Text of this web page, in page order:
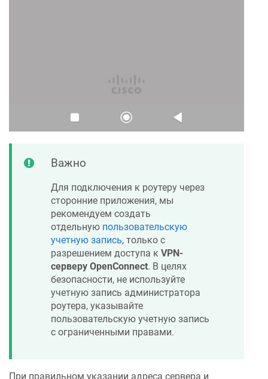
Важно
Для подключения к роутеру через
сторонние приложения, мы
рекомендуем создать
отдельную пользовательскую
учетную запись, только с
разрешением доступа к VPN-
серверу OpenConnect. В целях
безопасности, не используйте
учетную запись администратора
роутера, указывайте
пользовательскую учетную запись
с ограниченными правами.
При правильном указании адреса сервера и